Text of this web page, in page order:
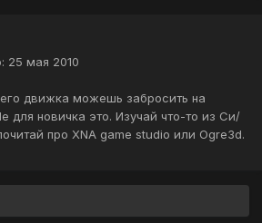
25 мая 2010
движка можешь забросить на
для новичка это. Изучай что-то из Си/
про XNA game studio или Ogre3d.